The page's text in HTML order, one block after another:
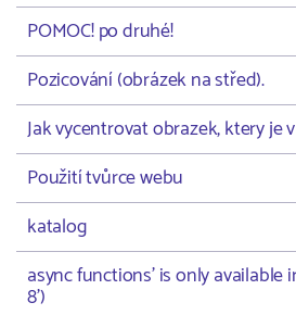
POMOC! po druhé!
Pozicování (obrázek na střed).
Jak vycentrovat obrazek, ktery je
Použití tvůrce webu
katalog
async functions' is only available
8')